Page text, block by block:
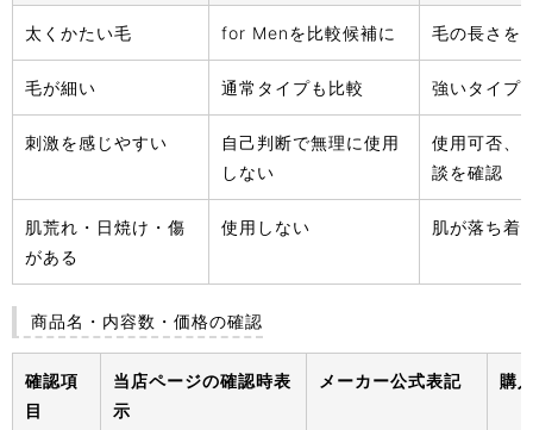
太くかたい毛 for Menを比較候補に 毛の長さを
毛が細い 通常タイプも比較 強いタイプ
刺激を感じやすい
自己判断で無理に使用
しない
使用可否、
談を確認
肌荒れ・日焼け・傷
がある
使用しない 肌が落ち着
商品名・内容数・価格の確認
確認項
目
当店ページの確認時表
示
メーカー公式表記 購